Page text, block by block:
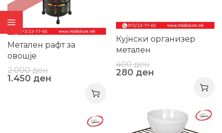
Кујнски организер
метален
400ден
280 ден
Метален рафт за
овошје
2.000ден
1.450 ден